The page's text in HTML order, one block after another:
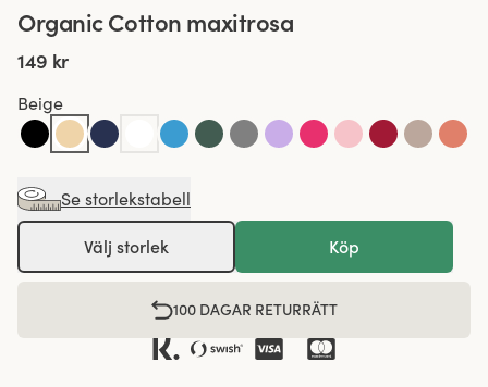
Organic Cotton maxitrosa
149 kr
Beige
Se storlekstabell
Välj storlek Köp
100 DAGAR RETURRÄTT